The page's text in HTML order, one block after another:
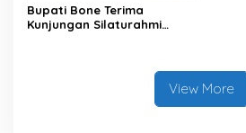
Bupati Bone Terima
Kunjungan Silaturahmi
View More